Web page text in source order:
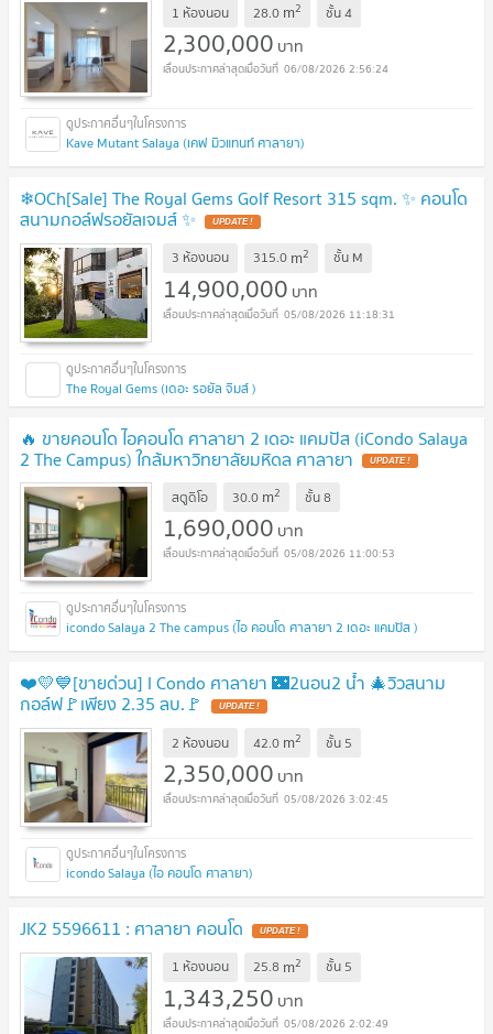
1 ห้องนอน 28.0 m2 ชั้น4
2,300,000 บาท
06/08/2026 2:56:24
Kave Mutant Salaya (เคฟ มิวแทนท์ ศาลายา)
❄OCh[Sale] The Royal Gems Golf Resort 315 sqm. ✨ คอนโด
สนามกอล์ฟรอยัลเจมส์ ✨
3 ห้องนอน 315.0 m2 ชั้น M
14,900,000 บาท
05/08/2026 11:18:31
The Royal Gems (เดอะ รอยัล จิมส์ )
🔥 ขายคอนโด ไอคอนโด ศาลายา 2 เดอะ แคมปัส (iCondo Salaya
2 The Campus) ใกล้มหาวิทยาลัยมหิดล ศาลายา
สตูดิโอ 30.0 m2 ชั้น8
1,690,000 บาท
05/08/2026 11:00:53
icondo Salaya 2 The campus (ไอ คอนโด ศาลายา 2 เดอะ แคมปัส )
❤️💛💙[ขายด่วน] I Condo ศาลายา 🌃2นอน2 น้ำ ​🎄วิวสนาม
กอล์ฟ​🚩เพียง 2.35 ลบ.​🚩
2 ห้องนอน 42.0 m2 ชั้น 5
2,350,000 บาท
05/08/2026 3:02:45
icondo Salaya (ไอ คอนโด ศาลายา)
JK2 5596611 : ศาลายา คอนโด
1 ห้องนอน 25.8 m2 ชั้น 5
1,343,250 บาท
05/08/2026 2:02:49